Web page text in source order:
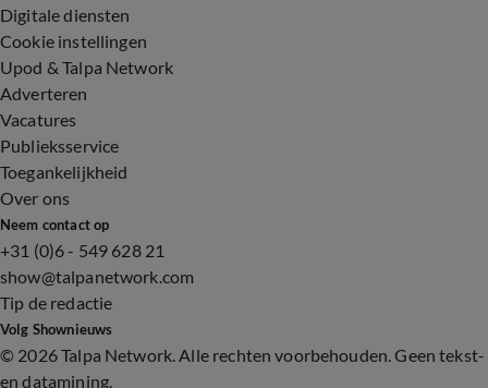
Digitale diensten
Cookie instellingen
Upod & Talpa Network
Adverteren
Vacatures
Publieksservice
Toegankelijkheid
Over ons
Neem contact op
+31 (0)6 - 549 628 21
show@talpanetwork.com
Tip de redactie
Volg Shownieuws
© 2026 Talpa Network. Alle rechten voorbehouden. Geen tekst-
en datamining.